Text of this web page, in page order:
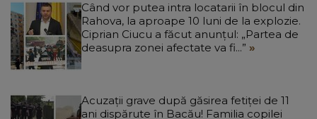
Când vor putea intra locatarii în blocul din
Rahova, la aproape 10 luni de la explozie.
Ciprian Ciucu a făcut anunțul: „Partea de
deasupra zonei afectate va fi...”
Acuzații grave după găsirea fetiței de 11
ani dispărute în Bacău! Familia copilei